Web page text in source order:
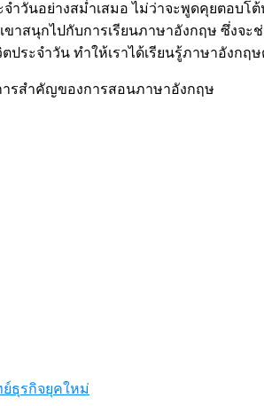
ำวันอย่างสม่ำเสมอ ไม่ว่าจะพูดคุยตอบ
าสนุกไปกับการเรียนภาษาอังกฤษ ซึ่งจ
ะจำวัน ทำให้เราได้เรียนรู้ภาษาอังกฤษ
ารสำคัญของการสอนภาษาอังกฤษ
ธุรกิจยุคใหม่